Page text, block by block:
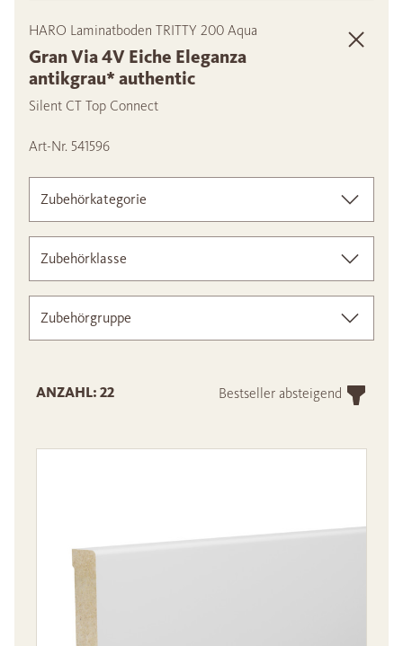
HARO Laminatboden TRITTY 200 Aqua
Gran Via 4V Eiche Eleganza
antikgrau* authentic
Silent CT Top Connect
Art-Nr. 541596
Zubehörkategorie
Zubehörklasse
Zubehörgruppe
ANZAHL: 22 Bestseller absteigend